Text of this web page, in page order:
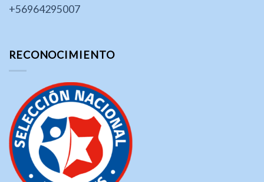
+56964295007
RECONOCIMIENTO